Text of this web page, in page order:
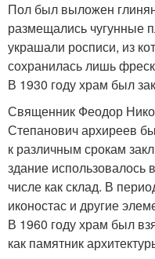
Пол был выложен
размещались чугунные
украшали росписи, из
сохранилась лишь
В 1930 году храм был
Священник Феодор
Степанович архиреев
к различным срокам
здание использовалось
числе как склад. В
иконостас и другие
В 1960 году храм был
как памятник